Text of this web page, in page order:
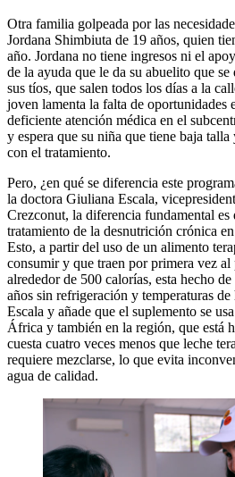
Otra familia golpeada por las
Jordana Shimbiuta de 19 años, quien
año. Jordana no tiene ingresos ni el
de la ayuda que le da su abuelito que
sus tíos, que salen todos los días a la
joven lamenta la falta de oportunidades
deficiente atención médica en el
y espera que su niña que tiene baja talla
con el tratamiento.
Pero, ¿en qué se diferencia este
la doctora Giuliana Escala,
Crezconut, la diferencia fundamental es
tratamiento de la desnutrición crónica
Esto, a partir del uso de un alimento
consumir y que traen por primera vez al
alrededor de 500 calorías, esta hecho
años sin refrigeración y temperaturas
Escala y añade que el suplemento se
África y también en la región, que está
cuesta cuatro veces menos que leche
requiere mezclarse, lo que evita
agua de calidad.